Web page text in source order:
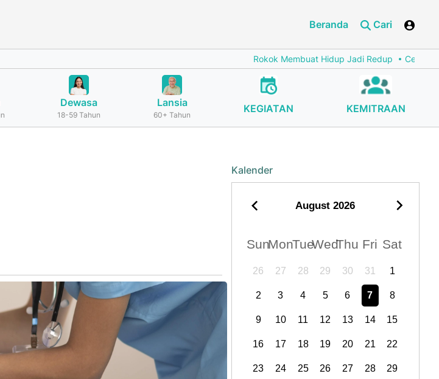
Beranda Cari
Rokok Membuat Hidup Jadi Redup Cegah
Dewasa
18-59 Tahun
Lansia
60+ Tahun
KEGIATAN KEMITRAAN
Kalender
August 2026
SunMonTueWedThu Fri Sat
26 27 28 29 30 31 1
2 3 4 5 6 7 8
9 10 11 12 13 14 15
16 17 18 19 20 21 22
23 24 25 26 27 28 29